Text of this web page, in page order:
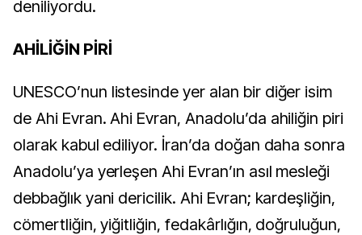
deniliyordu.
AHİLİĞİN PİRİ
UNESCO’nun listesinde yer alan bir diğer isim
de Ahi Evran. Ahi Evran, Anadolu’da ahiliğin piri
olarak kabul ediliyor. İran’da doğan daha sonra
Anadolu’ya yerleşen Ahi Evran’ın asıl mesleği
debbağlık yani dericilik. Ahi Evran; kardeşliğin,
cömertliğin, yiğitliğin, fedakârlığın, doğruluğun,